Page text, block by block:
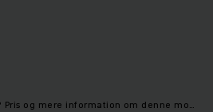
EFG S30 - Leje en truck? Pris og mere information om denne model | Jungheinrich